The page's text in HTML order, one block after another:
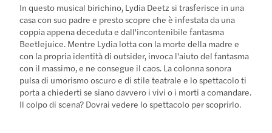
In questo musical birichino, Lydia Deetz si trasferisce in una
casa con suo padre e presto scopre che è infestata da una
coppia appena deceduta e dall'incontenibile fantasma
Beetlejuice. Mentre Lydia lotta con la morte della madre e
con la propria identità di outsider, invoca l'aiuto del fantasma
con il massimo, e ne consegue il caos. La colonna sonora
pulsa di umorismo oscuro e di stile teatrale e lo spettacolo ti
porta a chiederti se siano davvero i vivi o i morti a comandare.
Il colpo di scena? Dovrai vedere lo spettacolo per scoprirlo.